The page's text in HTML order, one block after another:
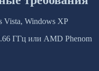
Vista, Windows XP
ГГц или AMD Phenom